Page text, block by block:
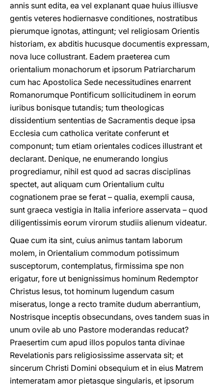
annis sunt edita, ea vel explanant quae huius illiusve
gentis veteres hodiernasve conditiones, nostratibus
pierumque ignotas, attingunt; vel religiosam Orientis
historiam, ex abditis hucusque documentis expressam,
nova luce collustrant. Eadem praeterea cum
orientalium monachorum et ipsorum Patriarcharum
cum hac Apostolica Sede necessitudines enarrent
Romanorumque Pontificum sollicitudinem in eorum
iuribus bonisque tutandis; tum theologicas
dissidentium sententias de Sacramentis deque ipsa
Ecclesia cum catholica veritate conferunt et
componunt; tum etiam orientales codices illustrant et
declarant. Denique, ne enumerando longius
progrediamur, nihil est quod ad sacras disciplinas
spectet, aut aliquam cum Orientalium cultu
cognationem prae se ferat – qualia, exempli causa,
sunt graeca vestigia in Italia inferiore asservata – quod
diligentissimis eorum virorum studiis alienum videatur.
Quae cum ita sint, cuius animus tantam laborum
molem, in Orientalium commodum potissimum
susceptorum, contemplatus, firmissima spe non
erigatur, fore ut benignissimus hominum Redemptor
Christus Iesus, tot hominum lugendum casum
miseratus, longe a recto tramite dudum aberrantium,
Nostrisque inceptis obsecundans, oves tandem suas in
unum ovile ab uno Pastore moderandas reducat?
Praesertim cum apud illos populos tanta divinae
Revelationis pars religiosissime asservata sit; et
sincerum Christi Domini obsequium et in eius Matrem
intemeratam amor pietasque singularis, et ipsorum